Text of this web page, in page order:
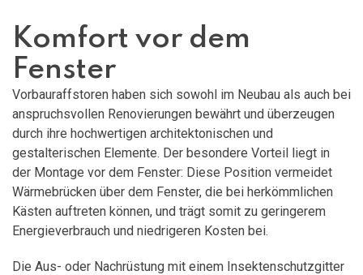
Komfort vor dem
Fenster
Vorbauraffstoren haben sich sowohl im Neubau als auch bei
anspruchsvollen Renovierungen bewährt und überzeugen
durch ihre hochwertigen architektonischen und
gestalterischen Elemente. Der besondere Vorteil liegt in
der Montage vor dem Fenster: Diese Position vermeidet
Wärmebrücken über dem Fenster, die bei herkömmlichen
Kästen auftreten können, und trägt somit zu geringerem
Energieverbrauch und niedrigeren Kosten bei.
Die Aus- oder Nachrüstung mit einem Insektenschutzgitter